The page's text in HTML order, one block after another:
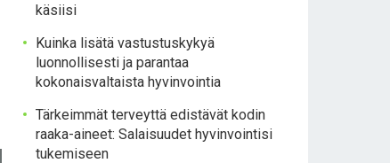
käsiisi
Kuinka lisätä vastustuskykyä
luonnollisesti ja parantaa
kokonaisvaltaista hyvinvointia
Tärkeimmät terveyttä edistävät kodin
raaka-aineet: Salaisuudet hyvinvointisi
tukemiseen